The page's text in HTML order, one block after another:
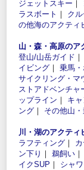
ジェットスキー ｜
ラスボート ｜ ク
の他海のアクティ
山・森・高原のア
登山/山岳ガイド ｜
イビング ｜ 乗馬
サイクリング・マ
ストアドベンチャ
ップライン ｜ キ
ング ｜ その他山
川・湖のアクティ
ラフティング ｜
ン下り ｜ 鵜飼い ｜
イクSUP ｜ シャ